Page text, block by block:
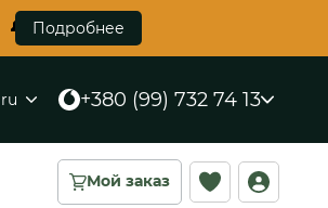
в Украине противоосколковый
Подробнее
ru +380 (99) 732 74 13
Мой заказ